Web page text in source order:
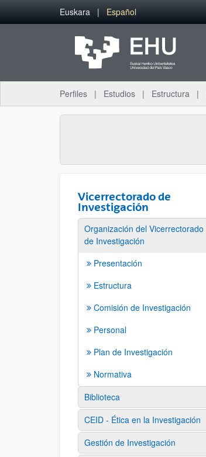
Saltar al contenido principal
Euskara Español
Perfiles Estudios Estructura
Vicerrectorado de
Investigación
Organización del Vicerrectorado
de Investigación
Presentación
Estructura
Comisión de Investigación
Personal
Plan de Investigación
Normativa
Biblioteca
CEID - Ética en la Investigación
Gestión de Investigación